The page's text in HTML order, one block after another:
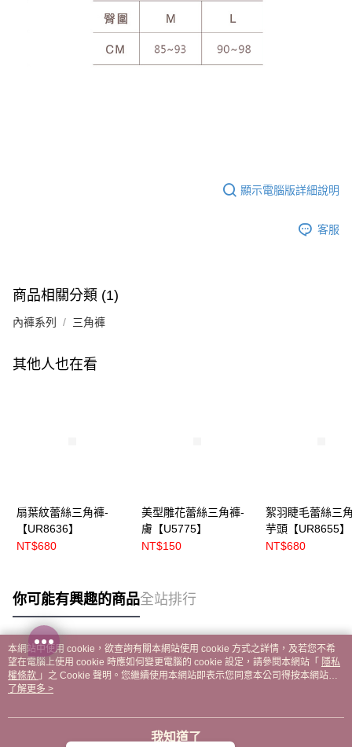
顯示電腦版詳細說明
客服
商品相關分類 (1)
內褲系列 三角褲
其他人也在看
扇葉紋蕾絲三角褲-
【UR8636】
NT$680
美型雕花蕾絲三角褲-
膚【U5775】
NT$150
絮羽睫毛蕾絲三
芋頭【UR8655】
NT$680
你可能有興趣的商品全站排行
熱門標籤
本網站中使用 cookie，欲查詢有關本網站使用 cookie 方式之詳情，及若您不希
望在電腦上使用 cookie 時應如何變更電腦的 cookie 設定，請參閱本網站「 隱私
權條款 」之 Cookie 聲明。您繼續使用本網站即表示您同意本公司得按本網站使
用條款之 Cookie 聲明使用 cookie。
了解更多 >
我知道了